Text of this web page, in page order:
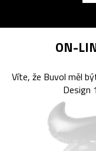
ON-
Víte, že Buvol měl
Design